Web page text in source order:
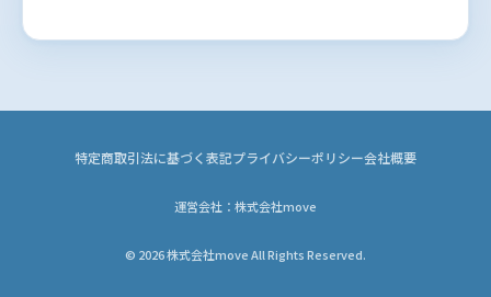
特定商取引法に基づく表記プライバシーポリシー会社概要
運営会社：株式会社move
© 2026 株式会社move All Rights Reserved.